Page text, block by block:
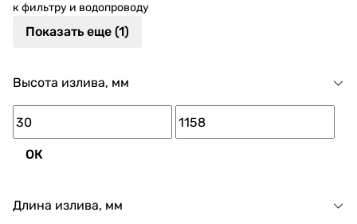
к фильтру и водопроводу
Показать еще (1)
Высота излива, мм
ОК
Длина излива, мм